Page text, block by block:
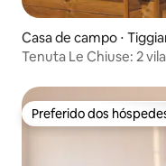
Casa de campo ⋅
Tenuta Le Chiuse: 2
Preferido dos
Preferido dos